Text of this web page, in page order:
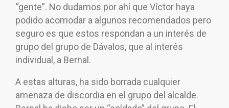
“gente”. No dudamos por ahí que Víctor haya
podido acomodar a algunos recomendados pero
seguro es que estos respondan a un interés de
grupo del grupo de Dávalos, que al interés
individual, a Bernal.
A estas alturas, ha sido borrada cualquier
amenaza de discordia en el grupo del alcalde.